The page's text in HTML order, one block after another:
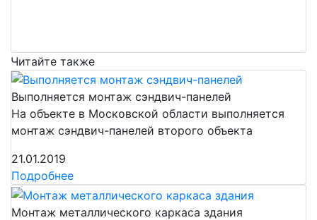
Читайте также
Выполняется монтаж сэндвич-панелей
На объекте в Московской области выполняется
монтаж сэндвич-панелей второго объекта
21.01.2019
Подробнее
Монтаж металлического каркаса здания